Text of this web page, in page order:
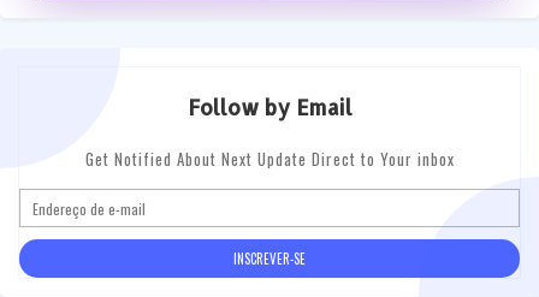
Follow by Email
Get Notified About Next Update Direct to Your inbox